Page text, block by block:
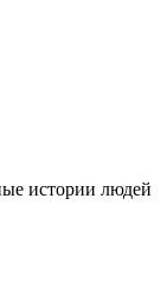
истории людей